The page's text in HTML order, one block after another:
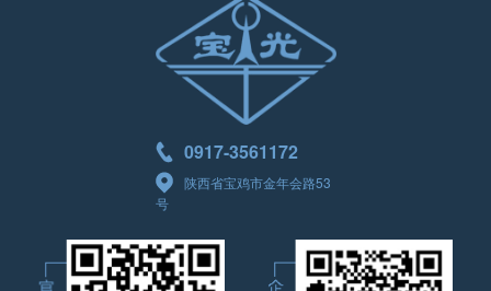
0917-3561172
陕西省宝鸡市金年会路53
号